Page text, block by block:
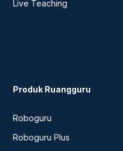
Live Teaching
Produk Ruangguru
Roboguru
Roboguru Plus